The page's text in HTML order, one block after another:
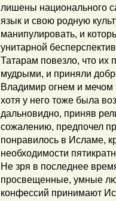
лишены национального
язык и свою родную
манипулировать, и
унитарной
Татарам повезло, что
мудрыми, и приняли
Владимир огнем и мечом
хотя у него тоже была
дальновидно, приняв
сожалению, предпочел
понравилось в Исламе,
необходимости
Не зря в последнее
просвещенные, умные
конфессий принимают